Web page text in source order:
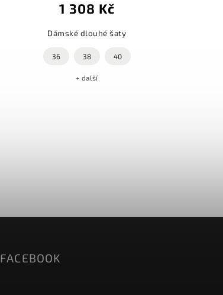
1 308 Kč
Dámské dlouhé šaty
36 38 40
+ další
FACEBOOK